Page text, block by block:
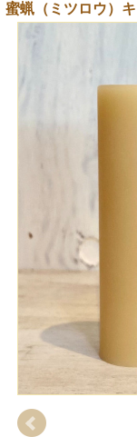
蜜蝋（ミツロウ）